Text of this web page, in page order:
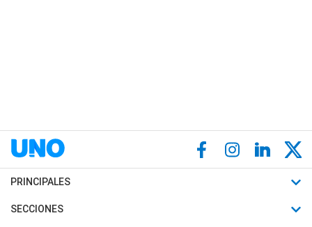
PRINCIPALES
Últimas Noticias
SECCIONES